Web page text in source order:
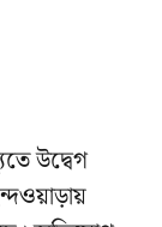
উদ্বেগ